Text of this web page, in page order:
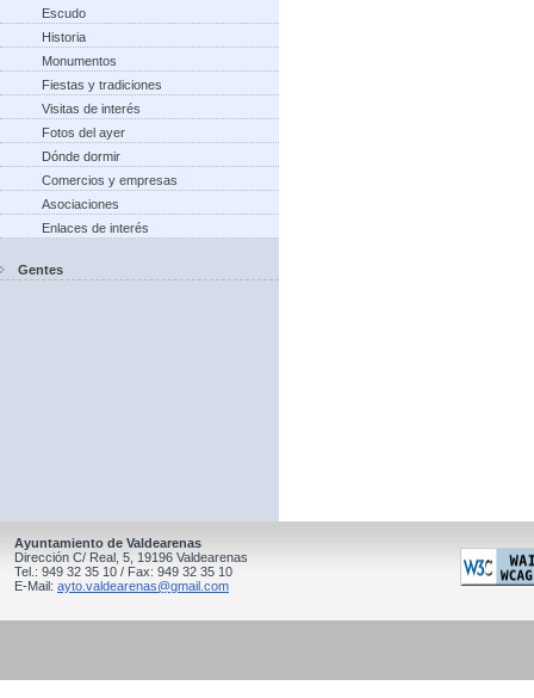
Escudo
Historia
Monumentos
Fiestas y tradiciones
Visitas de interés
Fotos del ayer
Dónde dormir
Comercios y empresas
Asociaciones
Enlaces de interés
Gentes
Ayuntamiento de Valdearenas
Dirección C/ Real, 5, 19196 Valdearenas
Tel.: 949 32 35 10 / Fax: 949 32 35 10
E-Mail: ayto.valdearenas@gmail.com